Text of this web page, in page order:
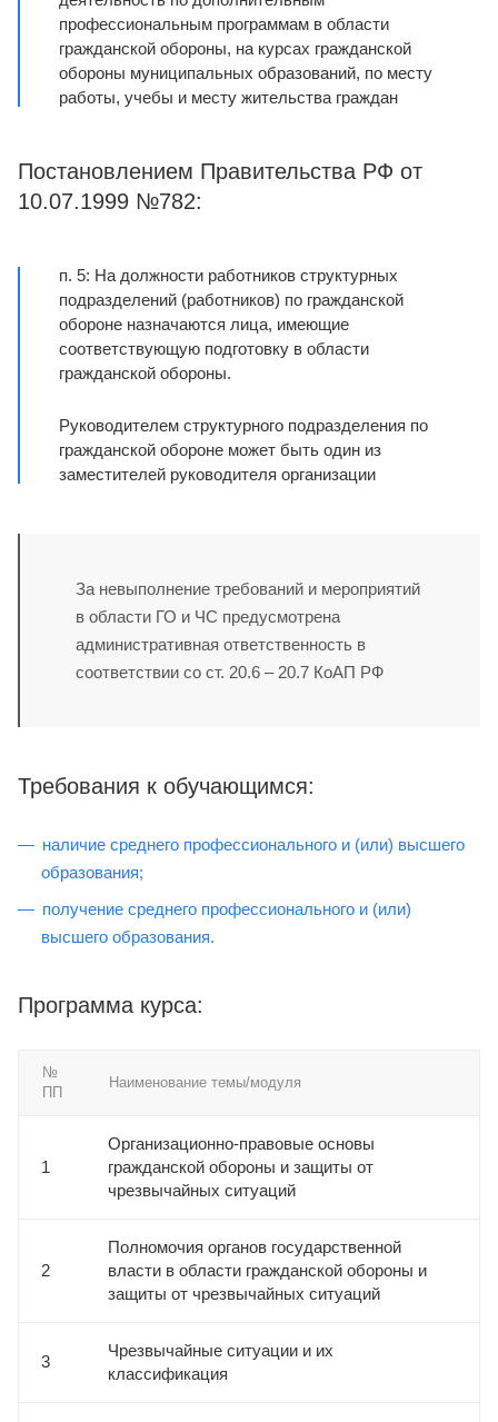
профессиональным программам в области
гражданской обороны, на курсах гражданской
обороны муниципальных образований, по месту
работы, учебы и месту жительства граждан
Постановлением Правительства РФ от
10.07.1999 №782:
п. 5: На должности работников структурных
подразделений (работников) по гражданской
обороне назначаются лица, имеющие
соответствующую подготовку в области
гражданской обороны.
Руководителем структурного подразделения по
гражданской обороне может быть один из
заместителей руководителя организации
За невыполнение требований и мероприятий
в области ГО и ЧС предусмотрена
административная ответственность в
соответствии со ст. 20.6 – 20.7 КоАП РФ
Требования к обучающимся:
наличие среднего профессионального и (или) высшего
образования;
получение среднего профессионального и (или)
высшего образования.
Программа курса:
№
ПП
Наименование темы/модуля
1
Организационно-правовые основы
гражданской обороны и защиты от
чрезвычайных ситуаций
2
Полномочия органов государственной
власти в области гражданской обороны и
защиты от чрезвычайных ситуаций
3
Чрезвычайные ситуации и их
классификация